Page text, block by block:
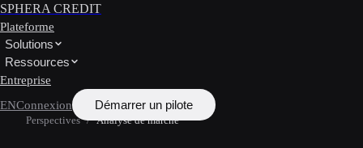
SPHERA CREDIT
Plateforme
Solutions
Ressources
Entreprise
ENConnexion Démarrer un pilote
Perspectives / Analyse de marché